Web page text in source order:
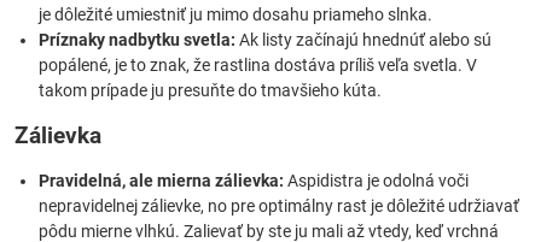
je dôležité umiestniť ju mimo dosahu priameho slnka.
Príznaky nadbytku svetla: Ak listy začínajú hnednúť alebo sú
popálené, je to znak, že rastlina dostáva príliš veľa svetla. V
takom prípade ju presuňte do tmavšieho kúta.
Zálievka
Pravidelná, ale mierna zálievka: Aspidistra je odolná voči
nepravidelnej zálievke, no pre optimálny rast je dôležité udržiavať
pôdu mierne vlhkú. Zalievať by ste ju mali až vtedy, keď vrchná